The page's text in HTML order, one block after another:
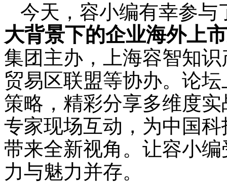
今天，容小编有幸参与
大背景下的企业海外上
集团主办，上海容智知
贸易区联盟等协办。论
策略，精彩分享多维度
专家现场互动，为中国
带来全新视角。让容小
力与魅力并存。